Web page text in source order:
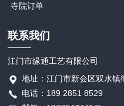
寺院订单
联系我们
江门市缘通工艺有限公司
地址：江门市新会区双水镇
电话：189 2851 8529